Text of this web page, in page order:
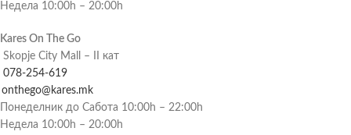
Недела 10:00h – 20:00h
Kares On The Go
Skopje City Mall – II кат
078-254-619
onthego@kares.mk
Понеделник до Сабота 10:00h – 22:00h
Недела 10:00h – 20:00h